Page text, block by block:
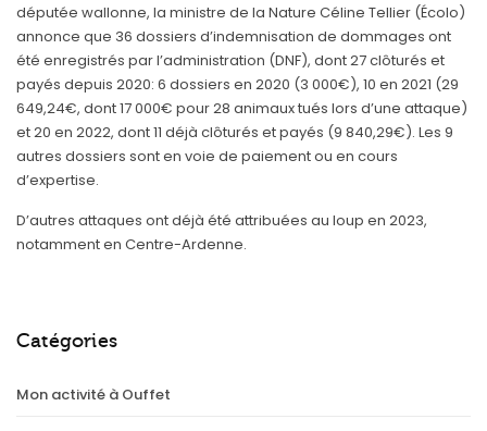
députée wallonne, la ministre de la Nature Céline Tellier (Écolo)
annonce que 36 dossiers d’indemnisation de dommages ont
été enregistrés par l’administration (DNF), dont 27 clôturés et
payés depuis 2020: 6 dossiers en 2020 (3 000€), 10 en 2021 (29
649,24€, dont 17 000€ pour 28 animaux tués lors d’une attaque)
et 20 en 2022, dont 11 déjà clôturés et payés (9 840,29€). Les 9
autres dossiers sont en voie de paiement ou en cours
d’expertise.
D’autres attaques ont déjà été attribuées au loup en 2023,
notamment en Centre-Ardenne.
Catégories
Mon activité à Ouffet